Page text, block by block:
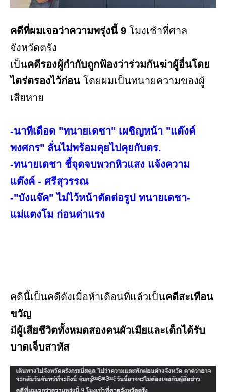
คดีที่ผมเจอว่าความพรุ่งนี้ 9 โมงเช้าที่ศาล
จังหวัดตรัง
เป็นคดีรองผู้กำกับถูกฟ้องว่าร่วมกันฆ่าผู้อื่นโดย
ไตร่ตรองไว้ก่อน โดยผมเป็นทนายความของผู้
เสียหาย
-นาทีเดือด "ทนายเดชา" เผชิญหน้า "แต๊งค์
พงศกร" ลั่นไม่พร้อมคุยไปคุยกับตร.
-ทนายเดชา ชี้จุดจบพวกหิวแสง แจ้งความ
แต๊งค์ - ศรีสุวรรณ
-"บังแจ๊ค" ไม่ไว้หน้าตัดต่อรูป ทนายเดชา-
แม่แตงโม ก่อนด่าแรง
คดีนี้เป็นคดีดังเมื่อห้าเดือนที่แล้วเป็นคดีสะเทือน
ขวัญ
มีผู้เสียชีวิตทั้งหมดสองคนผัวเมียและเด็กได้รับ
บาดเจ็บสาหัส